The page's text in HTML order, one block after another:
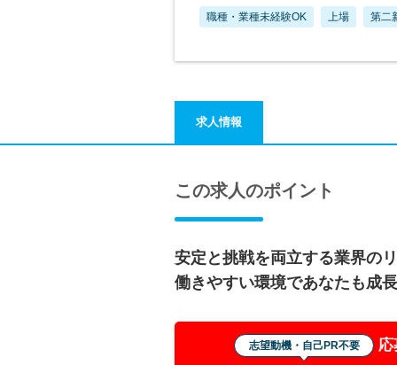
職種・業種未経験OK 上場 第二
求人情報
この求人のポイント
安定と挑戦を両立する業界の
働きやすい環境であなたも成
志望動機・自己PR不要